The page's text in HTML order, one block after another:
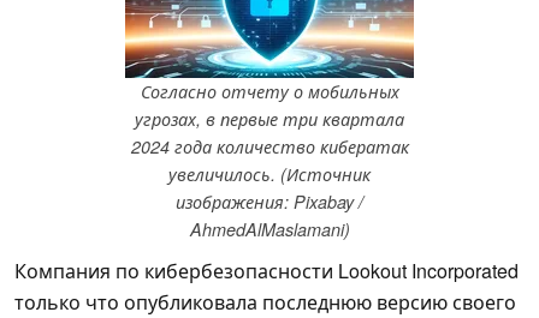
Согласно отчету о мобильных
угрозах, в первые три квартала
2024 года количество кибератак
увеличилось. (Источник
изображения: Pixabay /
AhmedAlMaslamani)
Компания по кибербезопасности Lookout Incorporated
только что опубликовала последнюю версию своего